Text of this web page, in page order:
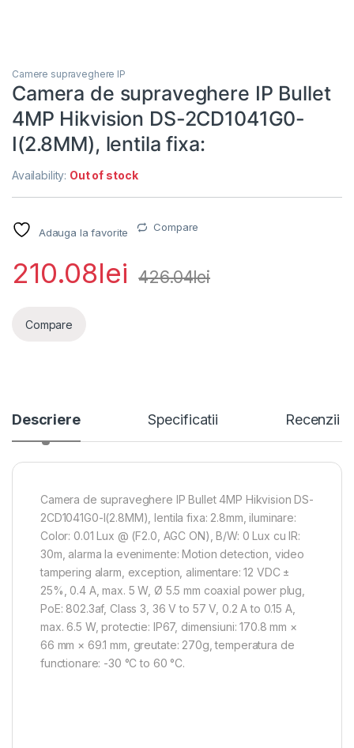
Camere supraveghere IP
Camera de supraveghere IP Bullet
4MP Hikvision DS-2CD1041G0-
I(2.8MM), lentila fixa:
Availability: Out of stock
Adauga la favorite Compare
210.08lei 426.04lei
Compare
Descriere Specificatii Recenzii
Camera de supraveghere IP Bullet 4MP Hikvision DS-
2CD1041G0-I(2.8MM), lentila fixa: 2.8mm, iluminare:
Color: 0.01 Lux @ (F2.0, AGC ON), B/W: 0 Lux cu IR:
30m, alarma la evenimente: Motion detection, video
tampering alarm, exception, alimentare: 12 VDC ±
25%, 0.4 A, max. 5 W, Ø 5.5 mm coaxial power plug,
PoE: 802.3af, Class 3, 36 V to 57 V, 0.2 A to 0.15 A,
max. 6.5 W, protectie: IP67, dimensiuni: 170.8 mm ×
66 mm × 69.1 mm, greutate: 270g, temperatura de
functionare: -30 °C to 60 °C.